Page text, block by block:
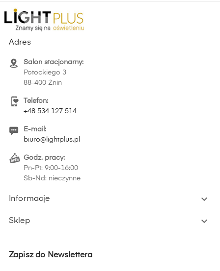
Adres
Salon stacjonarny:
Potockiego 3
88-400 Żnin
Telefon:
+48 534 127 514
E-mail:
biuro@lightplus.pl
Godz. pracy:
Pn-Pt: 9:00-16:00
Sb-Nd: nieczynne
Informacje 
Sklep 
Zapisz do Newslettera